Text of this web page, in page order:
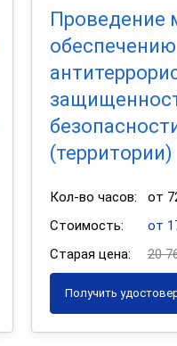
Проведение
обеспечению
(территории)
Кол-во часов:
от
Стоимость:
от
Старая цена:
20
Получить